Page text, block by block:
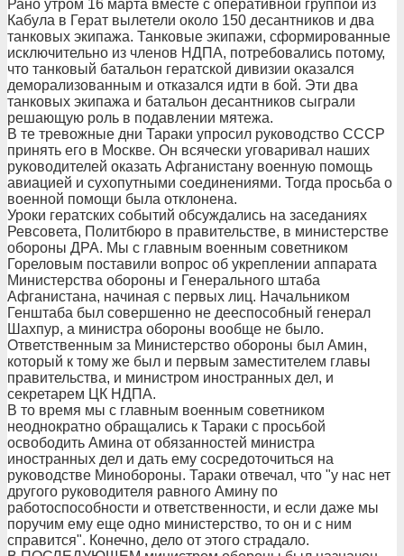
Рано утром 16 марта вместе с оперативной группой из
Кабула в Герат вылетели около 150 десантников и два
танковых экипажа. Танковые экипажи, сформированные
исключительно из членов НДПА, потребовались потому,
что танковый батальон гератской дивизии оказался
деморализованным и отказался идти в бой. Эти два
танковых экипажа и батальон десантников сыграли
решающую роль в подавлении мятежа.
В те тревожные дни Тараки упросил руководство СССР
принять его в Москве. Он всячески уговаривал наших
руководителей оказать Афганистану военную помощь
авиацией и сухопутными соединениями. Тогда просьба о
военной помощи была отклонена.
Уроки гератских событий обсуждались на заседаниях
Ревсовета, Политбюро в правительстве, в министерстве
обороны ДРА. Мы с главным военным советником
Гореловым поставили вопрос об укреплении аппарата
Министерства обороны и Генерального штаба
Афганистана, начиная с первых лиц. Начальником
Генштаба был совершенно не дееспособный генерал
Шахпур, а министра обороны вообще не было.
Ответственным за Министерство обороны был Амин,
который к тому же был и первым заместителем главы
правительства, и министром иностранных дел, и
секретарем ЦК НДПА.
В то время мы с главным военным советником
неоднократно обращались к Тараки с просьбой
освободить Амина от обязанностей министра
иностранных дел и дать ему сосредоточиться на
руководстве Минобороны. Тараки отвечал, что "у нас нет
другого руководителя равного Амину по
работоспособности и ответственности, и если даже мы
поручим ему еще одно министерство, то он и с ним
справится". Конечно, дело от этого страдало.